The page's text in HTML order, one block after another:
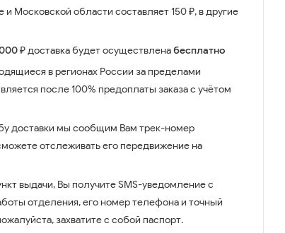
Московской области составляет 150 ₽, в другие
₽доставка будет осуществленабесплатно
в регионах России за пределами
после 100% предоплаты заказа с учётом
доставки мы сообщим Вам трек-номер
отслеживать его передвижение на
выдачи, Вы получите SMS-уведомление с
отделения, его номер телефона и точный
захватите с собой паспорт.